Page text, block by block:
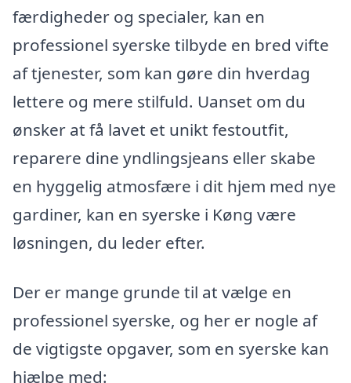
færdigheder og specialer, kan en
professionel syerske tilbyde en bred vifte
af tjenester, som kan gøre din hverdag
lettere og mere stilfuld. Uanset om du
ønsker at få lavet et unikt festoutfit,
reparere dine yndlingsjeans eller skabe
en hyggelig atmosfære i dit hjem med nye
gardiner, kan en syerske i Køng være
løsningen, du leder efter.
Der er mange grunde til at vælge en
professionel syerske, og her er nogle af
de vigtigste opgaver, som en syerske kan
hjælpe med: